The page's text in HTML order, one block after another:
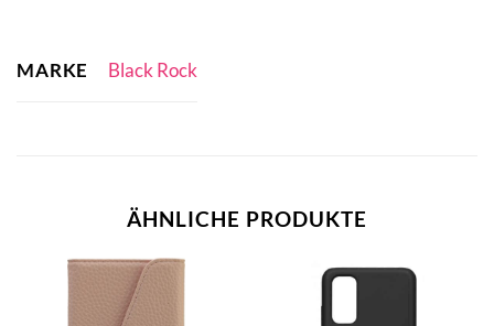
MARKE Black Rock
ÄHNLICHE PRODUKTE